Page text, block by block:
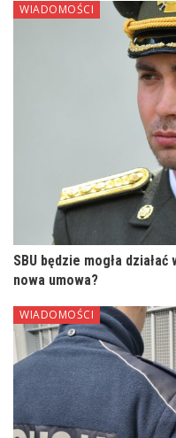
WIADOMOŚCI
SBU będzie mogła
nowa umowa?
WIADOMOŚCI